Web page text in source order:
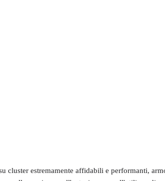
cluster estremamente affidabili e performanti,